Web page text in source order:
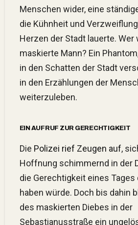
Menschen wider, eine
die Kühnheit und
Herzen der Stadt lauerte. Wer
maskierte Mann? Ein
in den Schatten der Stadt
in den Erzählungen der
weiterzuleben.
EIN AUFRUF ZUR GERECHTIGKEIT
Die Polizei rief Zeugen auf,
Hoffnung schimmernd in der
die Gerechtigkeit eines
haben würde. Doch bis dahin
des maskierten Diebes in der
Sebastianusstraße ein